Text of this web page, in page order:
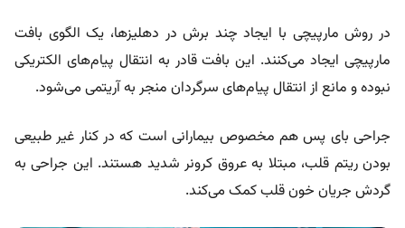
در روش مارپیچی با ایجاد چند برش در دهلیز‌ها، یک الگوی بافت
مارپیچی ایجاد می‌کنند. این بافت قادر به انتقال پیام‌های الکتریکی
نبوده و مانع از انتقال پیام‌های سرگردان منجر به آریتمی می‌شود.
جراحی بای پس هم مخصوص بیمارانی است که در کنار غیر طبیعی
بودن ریتم قلب، مبتلا به عروق کرونر شدید هستند. این جراحی به
گردش جریان خون قلب کمک می‌کند.